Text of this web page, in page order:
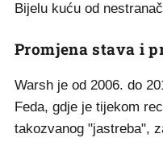
Bijelu kuću od
Promjena stava i
Warsh je od 2006. do
Feda, gdje je tijekom
takozvanog "jastreba",